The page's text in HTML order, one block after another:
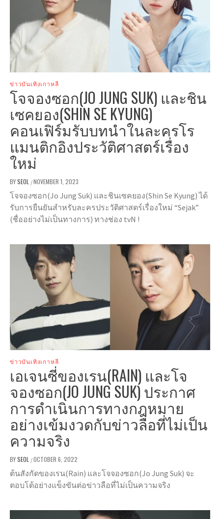
ข่าวบันเทิงเกาหลี
โจจองซอก(JO JUNG SUK) และชิน
เซคยอง(SHIN SE KYUNG)
คอนเฟิร์มรับบทนำในละครโร
แมนติกอิงประวัติศาสตร์เรื่อง
ใหม่
BYSEOL /NOVEMBER 1, 2023
โจจองซอก(Jo Jung Suk) และชินเซคยอง(Shin Se Kyung) ได้
รับการยืนยันสำหรับละครประวัติศาสตร์เรื่องใหม่ “Sejak”
(ชื่ออย่างไม่เป็นทางการ) ทางช่อง tvN !
ข่าวบันเทิงเกาหลี
เอเจนซี่ของเรน(RAIN) และโจ
จองซอก(JO JUNG SUK) ประกาศ
การดำเนินการทางกฎหมาย
อย่างเข้มงวดกับข่าวลือที่ไม่เป็น
ความจริง
BYSEOL /OCTOBER 6, 2022
ต้นสังกัดของเรน(Rain) และโจจองซอก(Jo Jung Suk) จะ
ตอบโต้อย่างแข็งขันต่อข่าวลือที่ไม่เป็นความจริง